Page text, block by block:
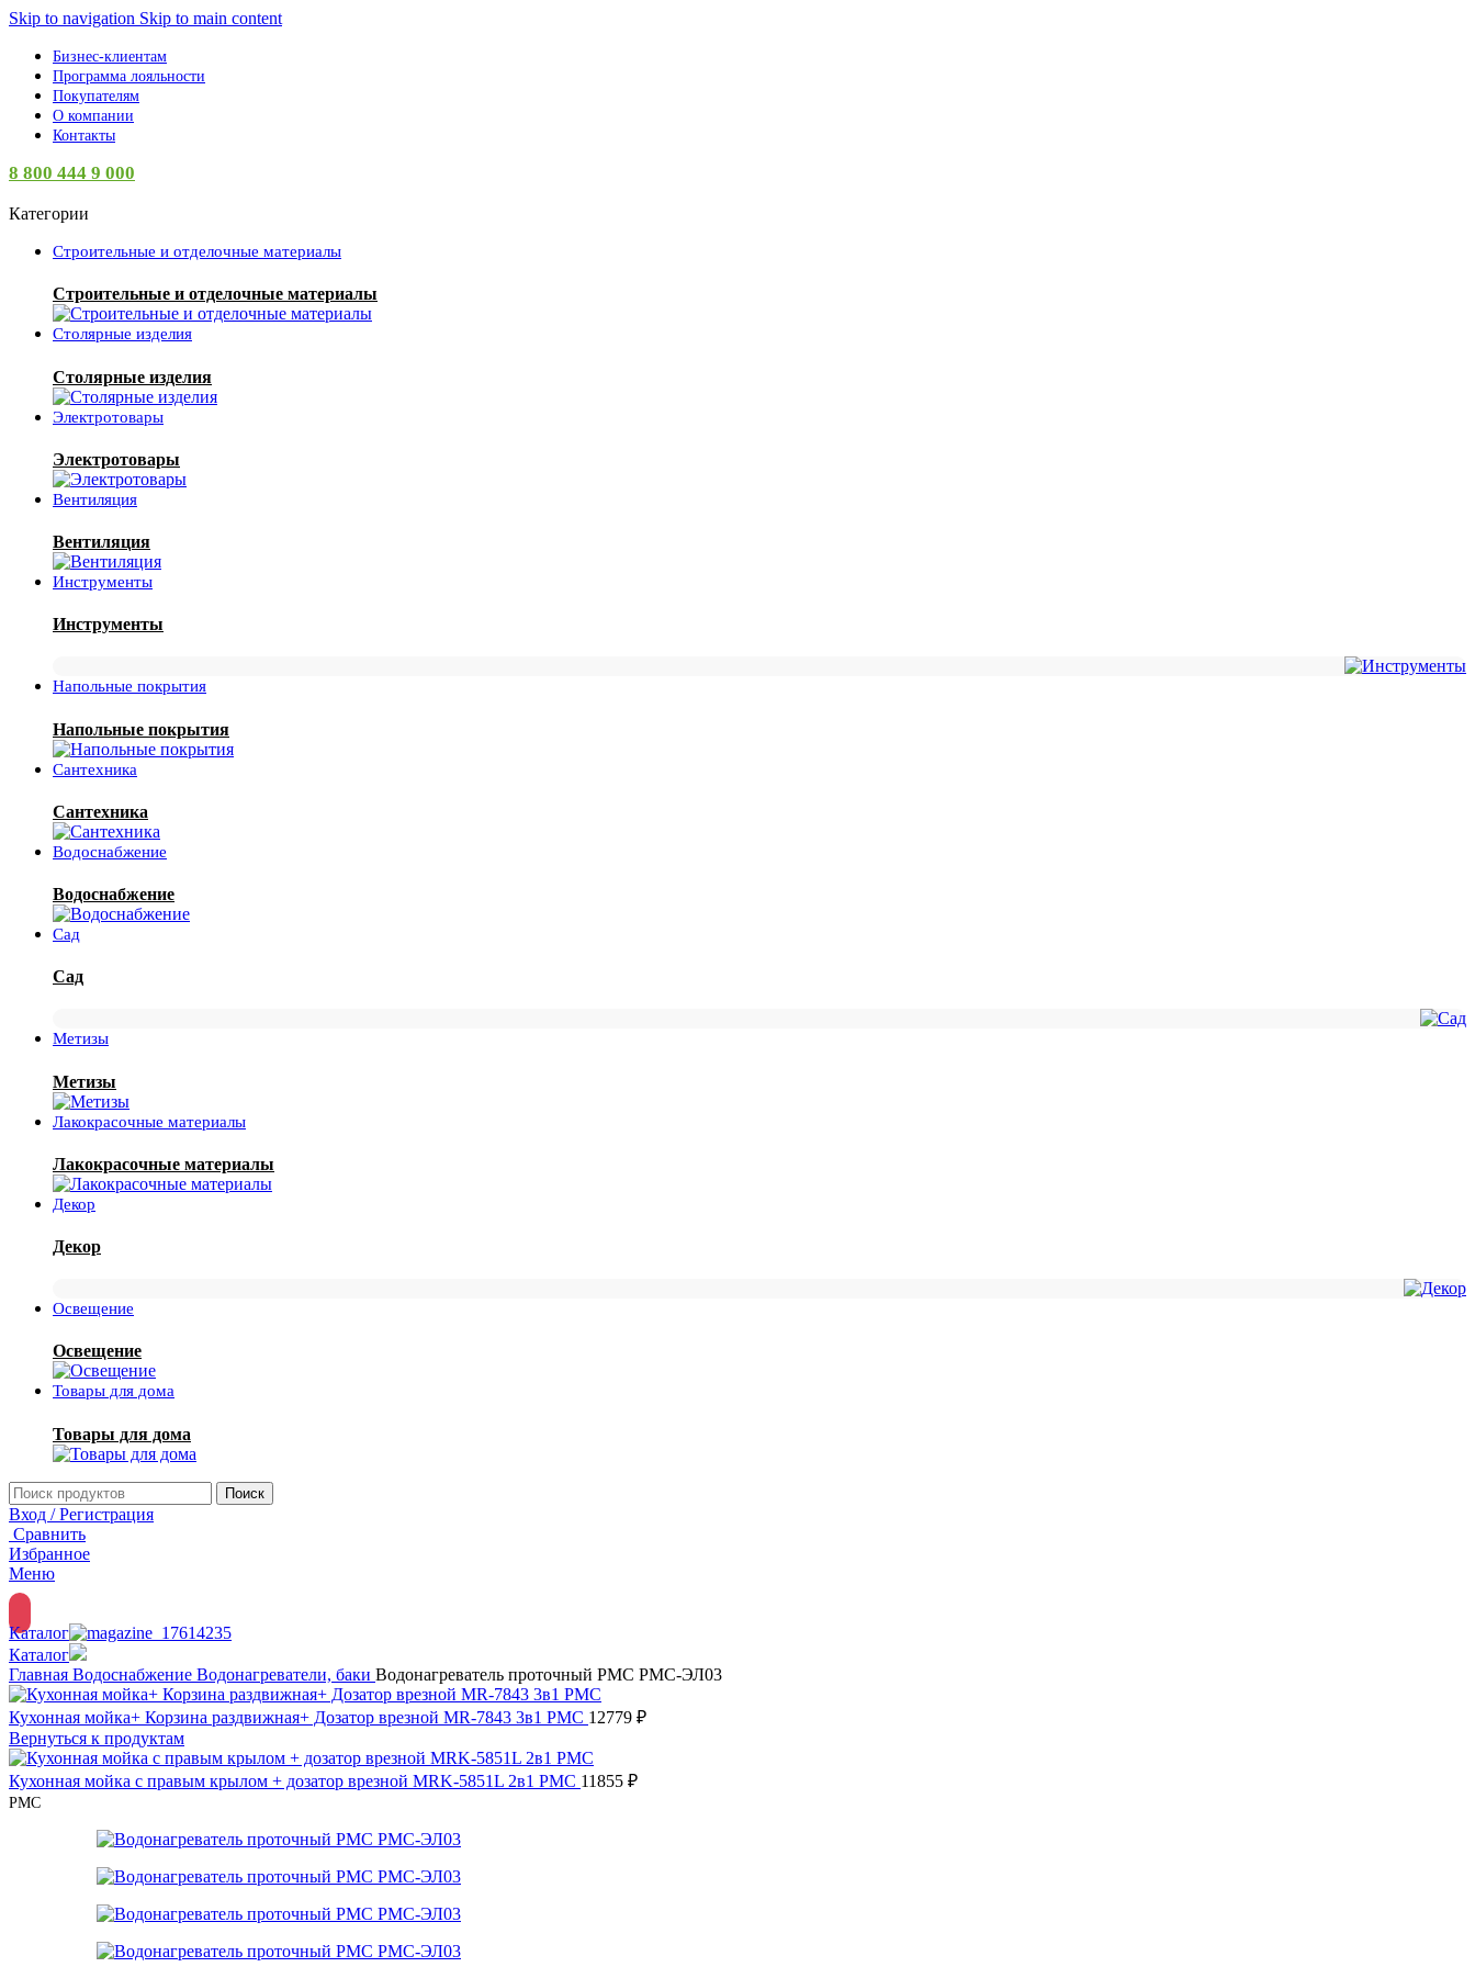
Skip to navigation Skip to main content
Бизнес-клиентам
Программа лояльности
Покупателям
О компании
Контакты
8 800 444 9 000
Категории
Строительные и отделочные материалы
Строительные и отделочные материалы
Столярные изделия
Столярные изделия
Электротовары
Электротовары
Вентиляция
Вентиляция
Инструменты
Инструменты
Напольные покрытия
Напольные покрытия
Сантехника
Сантехника
Водоснабжение
Водоснабжение
Сад
Сад
Метизы
Метизы
Лакокрасочные материалы
Лакокрасочные материалы
Декор
Декор
Освещение
Освещение
Товары для дома
Товары для дома
Поиск
Вход / Регистрация
Сравнить
Избранное
Меню
Каталог
Каталог
Главная Водоснабжение Водонагреватели, баки Водонагреватель проточный РМС РМС-ЭЛ03
Кухонная мойка+ Корзина раздвижная+ Дозатор врезной MR-7843 3в1 РМС 12779 ₽
Вернуться к продуктам
Кухонная мойка с правым крылом + дозатор врезной MRK-5851L 2в1 РМС 11855 ₽
РМС